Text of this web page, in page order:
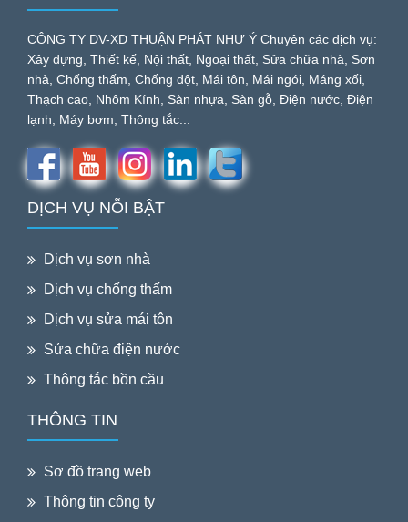
CÔNG TY DV-XD THUẬN PHÁT NHƯ Ý Chuyên các dịch vụ:
Xây dựng, Thiết kế, Nội thất, Ngoại thất, Sửa chữa nhà, Sơn
nhà, Chống thấm, Chống dột, Mái tôn, Mái ngói, Máng xối,
Thạch cao, Nhôm Kính, Sàn nhựa, Sàn gỗ, Điện nước, Điện
lạnh, Máy bơm, Thông tắc...
DỊCH VỤ NỖI BẬT
Dịch vụ sơn nhà
Dịch vụ chống thấm
Dịch vụ sửa mái tôn
Sửa chữa điện nước
Thông tắc bồn cầu
THÔNG TIN
Sơ đồ trang web
Thông tin công ty